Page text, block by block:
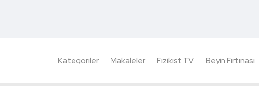
Kategoriler Makaleler Fizikist TV Beyin Fırtınası